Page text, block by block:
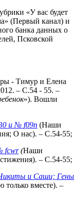
«У вас будет
(Первый канал) и
банка данных о
Псковской
- Тимур и Елена
– С.54 - 55. –
»). Вошли
и № f09n (Наши
О нас). – С.54-55;
fcwr (Наши
– С.54-55;
и Саши; Гены
только вместе). –